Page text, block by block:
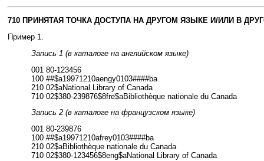
710 ПРИНЯТАЯ ТОЧКА ДОСТУПА НА ДРУГОМ ЯЗЫКЕ И/ИЛИ В
Пример 1.
Запись 1 (в каталоге на английском языке)
001 80-123456
100 ##$a19971210aengy0103####ba
210 02$aNational Library of Canada
710 02$380-239876$8fre$aBibliothèque nationale du Canada
Запись 2 (в каталоге на французском языке)
001 80-239876
100 ##$a19971210afrey0103####ba
210 02$aBibliothèque nationale du Canada
710 02$380-123456$8eng$aNational Library of Canada